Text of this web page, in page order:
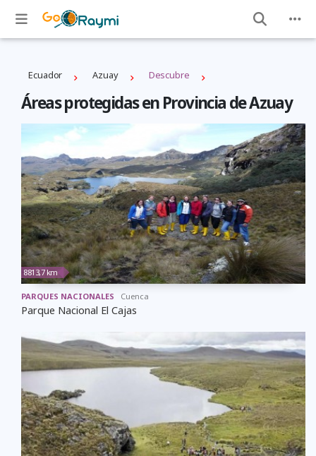
Ecuador Azuay Descubre
Áreas protegidas en Provincia de Azuay
8813,7 km
PARQUES NACIONALES Cuenca
Parque Nacional El Cajas